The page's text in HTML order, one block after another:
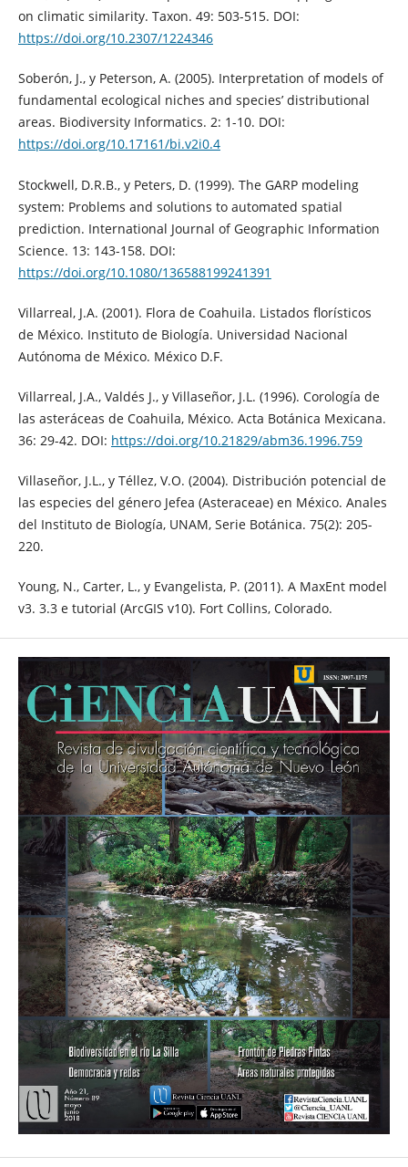
on climatic similarity. Taxon. 49: 503-515. DOI:
https://doi.org/10.2307/1224346
Soberón, J., y Peterson, A. (2005). Interpretation of models of
fundamental ecological niches and species’ distributional
areas. Biodiversity Informatics. 2: 1-10. DOI:
https://doi.org/10.17161/bi.v2i0.4
Stockwell, D.R.B., y Peters, D. (1999). The GARP modeling
system: Problems and solutions to automated spatial
prediction. International Journal of Geographic Information
Science. 13: 143-158. DOI:
https://doi.org/10.1080/136588199241391
Villarreal, J.A. (2001). Flora de Coahuila. Listados florísticos
de México. Instituto de Biología. Universidad Nacional
Autónoma de México. México D.F.
Villarreal, J.A., Valdés J., y Villaseñor, J.L. (1996). Corología de
las asteráceas de Coahuila, México. Acta Botánica Mexicana.
36: 29-42. DOI: https://doi.org/10.21829/abm36.1996.759
Villaseñor, J.L., y Téllez, V.O. (2004). Distribución potencial de
las especies del género Jefea (Asteraceae) en México. Anales
del Instituto de Biología, UNAM, Serie Botánica. 75(2): 205-
220.
Young, N., Carter, L., y Evangelista, P. (2011). A MaxEnt model
v3. 3.3 e tutorial (ArcGIS v10). Fort Collins, Colorado.